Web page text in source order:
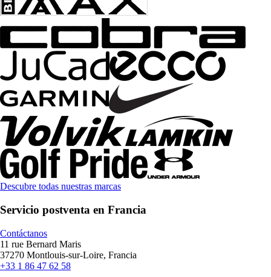
Descubre todas nuestras marcas
Servicio postventa en Francia
Contáctanos
11 rue Bernard Maris
37270 Montlouis-sur-Loire, Francia
+33 1 86 47 62 58